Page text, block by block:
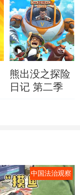
熊出没之探险
日记 第二季
中国法治观察